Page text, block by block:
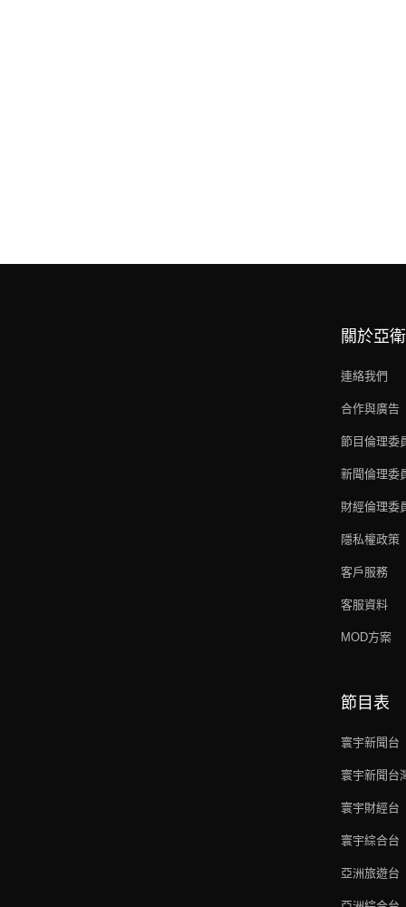
關於亞衛
連絡我們
合作與廣告
節目倫理委
新聞倫理委
財經倫理委
隱私權政策
客戶服務
客服資料
MOD方案
節目表
寰宇新聞台
寰宇新聞台
寰宇財經台
寰宇綜合台
亞洲旅遊台